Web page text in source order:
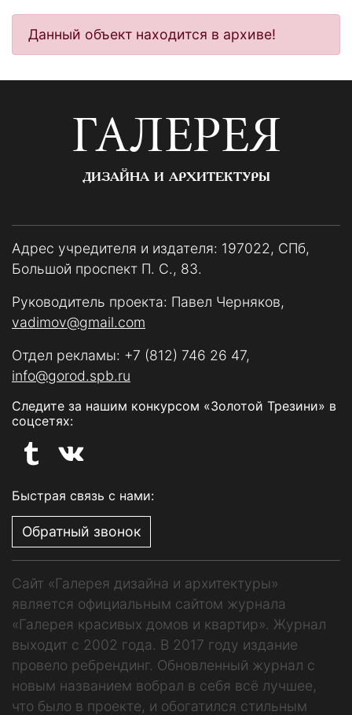
Данный объект находится в архиве!
ГАЛЕРЕЯ
ДИЗАЙНА И АРХИТЕКТУРЫ
Адрес учредителя и издателя: 197022, СПб,
Большой проспект П. С., 83.
Руководитель проекта: Павел Черняков,
vadimov@gmail.com
Отдел рекламы: +7 (812) 746 26 47,
info@gorod.spb.ru
Следите за нашим конкурсом «Золотой Трезини» в
соцсетях:
Быстрая связь с нами:
Обратный звонок
Сайт «Галерея дизайна и архитектуры»
является официальным сайтом журнала
«Галерея красивых домов и квартир». Журнал
выходит с 2002 года. В 2017 году издание
провело ребрендинг. Обновленный журнал с
новым названием вобрал в себя всё лучшее,
что было в проекте, и обогатился стильным